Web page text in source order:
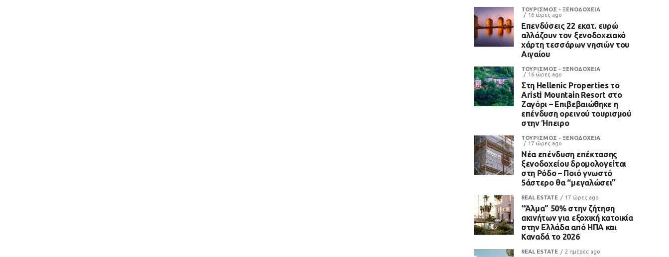
ΤΟΥΡΙΣΜΟΣ - ΞΕΝΟΔΟΧΕΙΑ
16 ώρες ago
Επενδύσεις 22 εκατ. ευρώ
αλλάζουν τον ξενοδοχειακό
χάρτη τεσσάρων νησιών του
Αιγαίου
ΤΟΥΡΙΣΜΟΣ - ΞΕΝΟΔΟΧΕΙΑ
16 ώρες ago
Στη Hellenic Properties το
Aristi Mountain Resort στο
Ζαγόρι – Επιβεβαιώθηκε η
επένδυση ορεινού τουρισμού
στην Ήπειρο
ΤΟΥΡΙΣΜΟΣ - ΞΕΝΟΔΟΧΕΙΑ
17 ώρες ago
Νέα επένδυση επέκτασης
ξενοδοχείου δρομολογείται
στη Ρόδο – Ποιό γνωστό
5άστερο θα “μεγαλώσει”
REAL ESTATE 17 ώρες ago
“Άλμα” 50% στην ζήτηση
ακινήτων για εξοχική κατοικία
στην Ελλάδα από ΗΠΑ και
Καναδά το 2026
REAL ESTATE 2 ημέρες ago